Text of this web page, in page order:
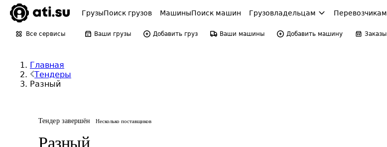
ГрузыПоиск грузов МашиныПоиск машин Грузовладельцам Перевозчикам
Все сервисы Ваши грузы Добавить груз Ваши машины Добавить машину Заказы
Главная
Тендеры
Разный
Тендер завершён Несколько поставщиков
Разный